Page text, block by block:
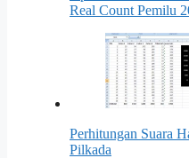
Real Count Pemilu
Perhitungan Suara
Pilkada